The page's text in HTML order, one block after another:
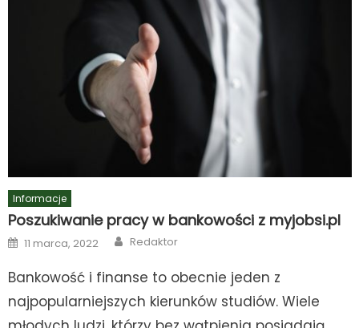
Informacje
Poszukiwanie pracy w bankowości z myjobsi.pl
Posted
on
11 marca, 2022 Author
Redaktor
Bankowość i finanse to obecnie jeden z
najpopularniejszych kierunków studiów. Wiele